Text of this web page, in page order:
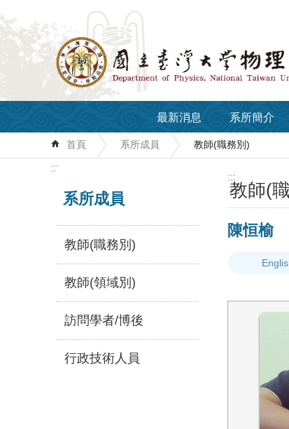
跳到主要內容區塊
最新消息 系所簡介
首頁 系所成員 教師(職務別)
:::
系所成員
教師(職務別)
教師(領域別)
訪問學者/博後
行政技術人員
:::
教師(
陳恒榆